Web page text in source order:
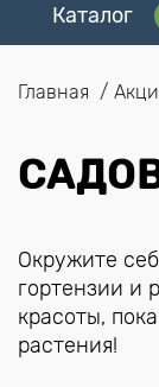
Каталог
Главная
Окружите
гортензии и
красоты,
растения!